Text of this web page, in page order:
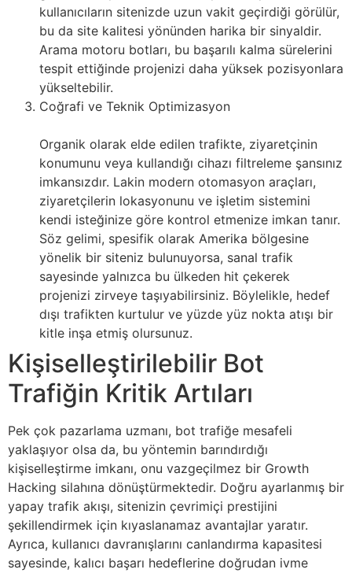
kullanıcıların sitenizde uzun vakit geçirdiği görülür,
bu da site kalitesi yönünden harika bir sinyaldir.
Arama motoru botları, bu başarılı kalma sürelerini
tespit ettiğinde projenizi daha yüksek pozisyonlara
yükseltebilir.
Coğrafi ve Teknik Optimizasyon
Organik olarak elde edilen trafikte, ziyaretçinin
konumunu veya kullandığı cihazı filtreleme şansınız
imkansızdır. Lakin modern otomasyon araçları,
ziyaretçilerin lokasyonunu ve işletim sistemini
kendi isteğinize göre kontrol etmenize imkan tanır.
Söz gelimi, spesifik olarak Amerika bölgesine
yönelik bir siteniz bulunuyorsa, sanal trafik
sayesinde yalnızca bu ülkeden hit çekerek
projenizi zirveye taşıyabilirsiniz. Böylelikle, hedef
dışı trafikten kurtulur ve yüzde yüz nokta atışı bir
kitle inşa etmiş olursunuz.
Kişiselleştirilebilir Bot
Trafiğin Kritik Artıları
Pek çok pazarlama uzmanı, bot trafiğe mesafeli
yaklaşıyor olsa da, bu yöntemin barındırdığı
kişiselleştirme imkanı, onu vazgeçilmez bir Growth
Hacking silahına dönüştürmektedir. Doğru ayarlanmış bir
yapay trafik akışı, sitenizin çevrimiçi prestijini
şekillendirmek için kıyaslanamaz avantajlar yaratır.
Ayrıca, kullanıcı davranışlarını canlandırma kapasitesi
sayesinde, kalıcı başarı hedeflerine doğrudan ivme